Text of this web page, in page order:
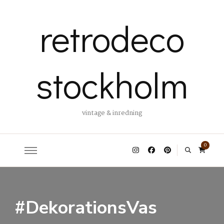
retrodeco
stockholm
vintage & inredning
0
#DekorationsVas